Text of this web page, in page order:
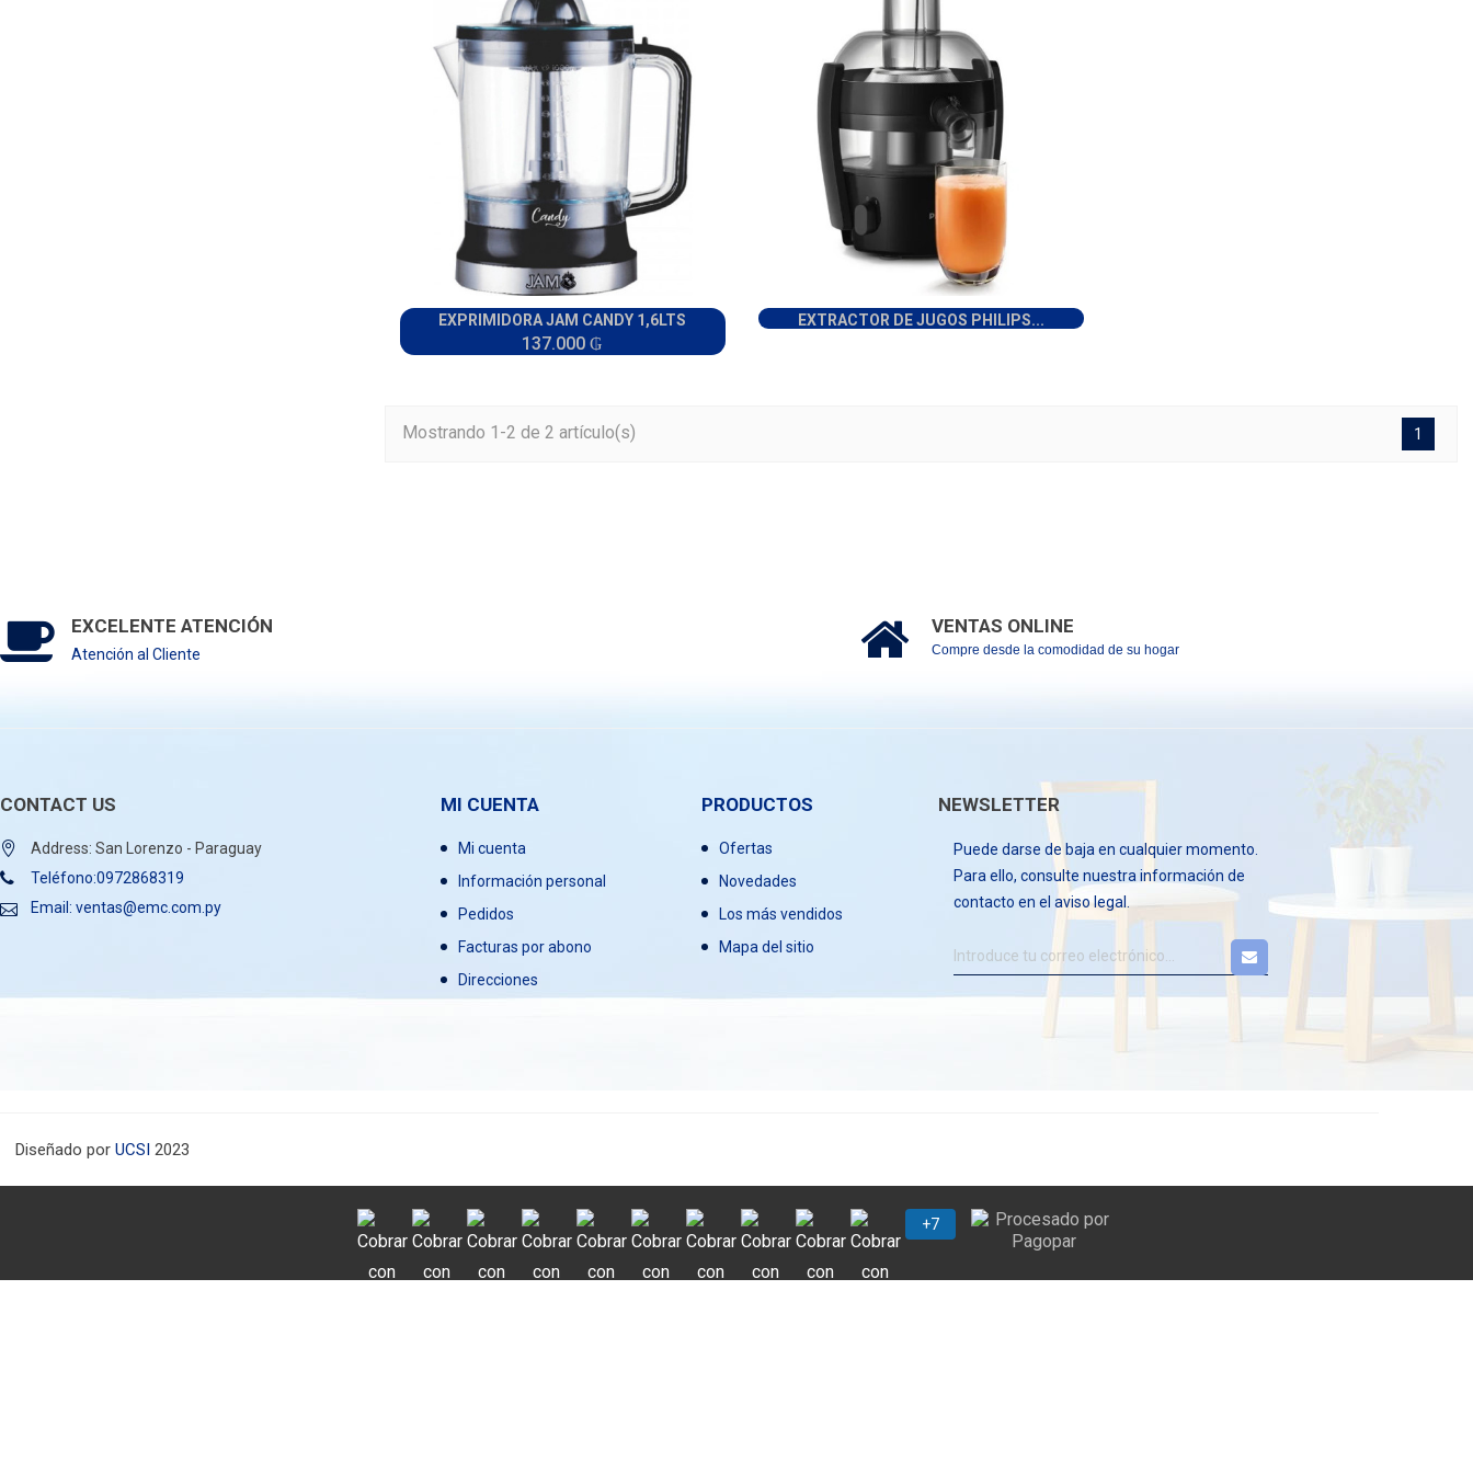
EXPRIMIDORA JAM CANDY 1,6LTS
137.000 ₲
EXTRACTOR DE JUGOS PHILIPS...
Mostrando 1-2 de 2 artículo(s) 1
EXCELENTE ATENCIÓN
Atención al Cliente
VENTAS ONLINE
Compre desde la comodidad de su hogar
CONTACT US
Address: San Lorenzo - Paraguay
Teléfono:0972868319
Email: ventas@emc.com.py
MI CUENTA
Mi cuenta
Información personal
Pedidos
Facturas por abono
Direcciones
PRODUCTOS
Ofertas
Novedades
Los más vendidos
Mapa del sitio
NEWSLETTER
Puede darse de baja en cualquier momento.
Para ello, consulte nuestra información de
contacto en el aviso legal.
Diseñado por UCSI 2023